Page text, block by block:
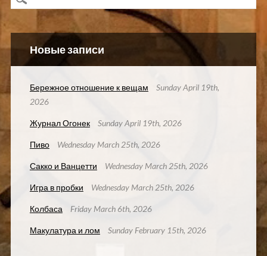
Новые записи
Бережное отношение к вещам
Sunday April 19th,
2026
Журнал Огонек Sunday April 19th, 2026
Пиво Wednesday March 25th, 2026
Сакко и Ванцетти Wednesday March 25th, 2026
Игра в пробки Wednesday March 25th, 2026
Колбаса Friday March 6th, 2026
Макулатура и лом Sunday February 15th, 2026